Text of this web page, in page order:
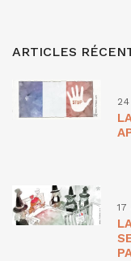
ARTICLES
17